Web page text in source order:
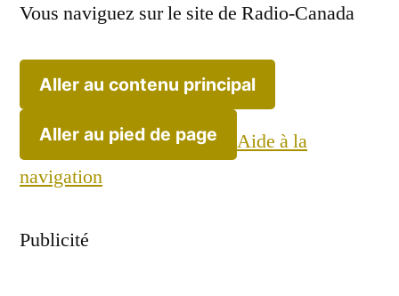
Vous naviguez sur le site de Radio-Canada
Aller au contenu principal
Aller au pied de page
Aide à la
navigation
Publicité